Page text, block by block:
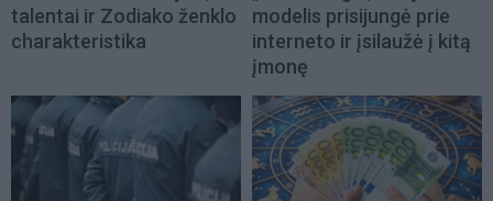
talentai ir Zodiako ženklo
charakteristika
modelis prisijungė prie
interneto ir įsilaužė į kitą
įmonę